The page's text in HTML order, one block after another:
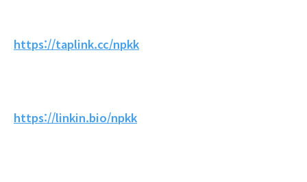
https://taplink.cc/npkk
https://linkin.bio/npkk